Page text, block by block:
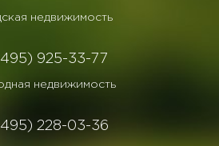
недвижимость
925-33-77
недвижимость
228-03-36